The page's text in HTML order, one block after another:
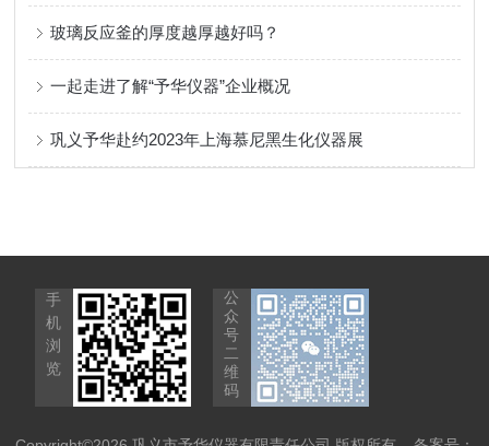
玻璃反应釜的厚度越厚越好吗？
一起走进了解“予华仪器”企业概况
巩义予华赴约2023年上海慕尼黑生化仪器展
手
机
浏
览
公
众
号
二
维
码